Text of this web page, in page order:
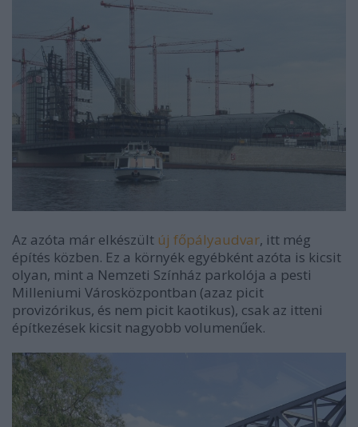
Az azóta már elkészült új főpályaudvar, itt még
építés közben. Ez a környék egyébként azóta is kicsit
olyan, mint a Nemzeti Színház parkolója a pesti
Milleniumi Városközpontban (azaz picit
provizórikus, és nem picit kaotikus), csak az itteni
építkezések kicsit nagyobb volumenűek.